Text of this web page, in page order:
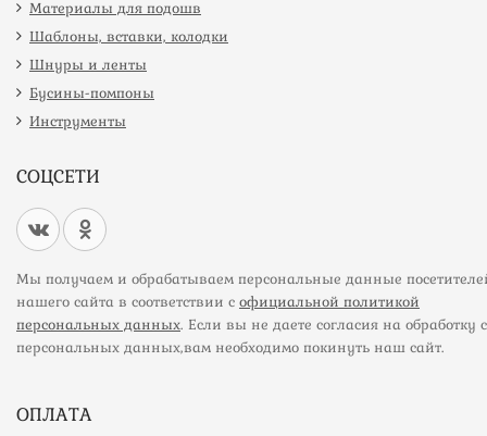
Материалы для подошв
Шаблоны, вставки, колодки
Шнуры и ленты
Бусины-помпоны
Инструменты
СОЦСЕТИ
Мы получаем и обрабатываем персональные данные
нашего сайта в соответствии с официальной политикой
персональных данных. Если вы не даете согласия на обработку
персональных данных,вам необходимо покинуть наш сайт.
ОПЛАТА